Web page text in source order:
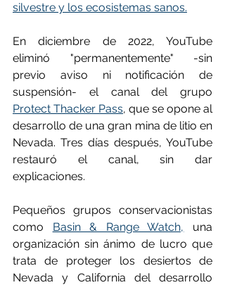
silvestre y los ecosistemas sanos.
En diciembre de 2022, YouTube
eliminó "permanentemente" -sin
previo aviso ni notificación de
Protect Thacker Pass, que se opone al
desarrollo de una gran mina de litio en
Nevada. Tres días después, YouTube
restauró el canal, sin dar
explicaciones.
Pequeños grupos conservacionistas
como Basin & Range Watch, una
organización sin ánimo de lucro que
trata de proteger los desiertos de
Nevada y California del desarrollo